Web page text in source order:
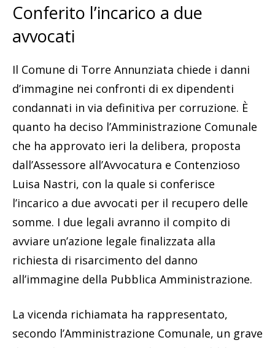
Conferito l’incarico a due
avvocati
Il Comune di Torre Annunziata chiede i danni
d’immagine nei confronti di ex dipendenti
condannati in via definitiva per corruzione. È
quanto ha deciso l’Amministrazione Comunale
che ha approvato ieri la delibera, proposta
dall’Assessore all’Avvocatura e Contenzioso
Luisa Nastri, con la quale si conferisce
l’incarico a due avvocati per il recupero delle
somme. I due legali avranno il compito di
avviare un’azione legale finalizzata alla
richiesta di risarcimento del danno
all’immagine della Pubblica Amministrazione.
La vicenda richiamata ha rappresentato,
secondo l’Amministrazione Comunale, un grave